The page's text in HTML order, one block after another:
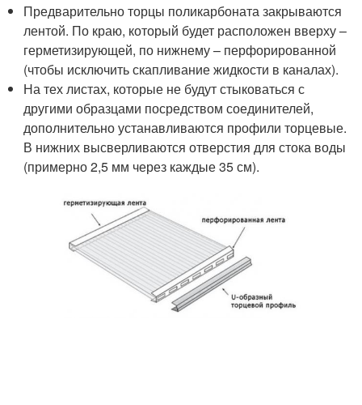
Предварительно торцы поликарбоната закрываются
лентой. По краю, который будет расположен вверху –
герметизирующей, по нижнему – перфорированной
(чтобы исключить скапливание жидкости в каналах).
На тех листах, которые не будут стыковаться с
другими образцами посредством соединителей,
дополнительно устанавливаются профили торцевые.
В нижних высверливаются отверстия для стока воды
(примерно 2,5 мм через каждые 35 см).